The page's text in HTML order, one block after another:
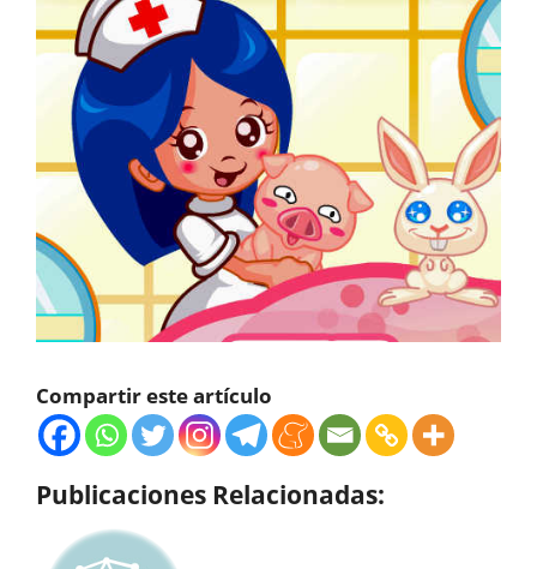
Compartir este artículo
Publicaciones Relacionadas: